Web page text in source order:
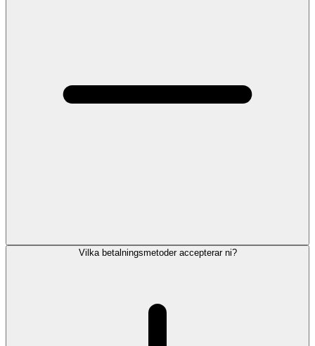
Vilka betalningsmetoder accepterar ni?